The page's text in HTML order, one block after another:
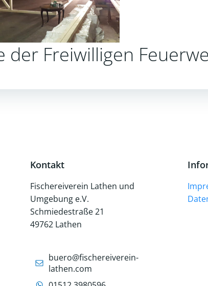
der Freiwilligen
Kontakt
Fischereiverein Lathen und
Umgebung e.V.
Schmiedestraße 21
49762 Lathen
buero@fischereiverein-
lathen.com